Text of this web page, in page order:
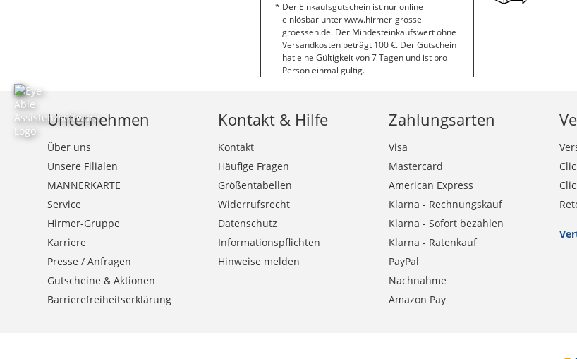
Der Einkaufsgutschein ist nur online
einlösbar unter www.hirmer-grosse-
groessen.de. Der Mindesteinkaufswert ohne
Versandkosten beträgt 100 €. Der Gutschein
hat eine Gültigkeit von 7 Tagen und ist pro
Person einmal gültig.
Unternehmen
Über uns
Unsere Filialen
MÄNNERKARTE
Service
Hirmer-Gruppe
Karriere
Presse / Anfragen
Gutscheine & Aktionen
Barrierefreiheitserklärung
Kontakt & Hilfe
Kontakt
Häufige Fragen
Größentabellen
Widerrufsrecht
Datenschutz
Informationspflichten
Hinweise melden
Zahlungsarten
Visa
Mastercard
American Express
Klarna - Rechnungskauf
Klarna - Sofort bezahlen
Klarna - Ratenkauf
PayPal
Nachnahme
Amazon Pay